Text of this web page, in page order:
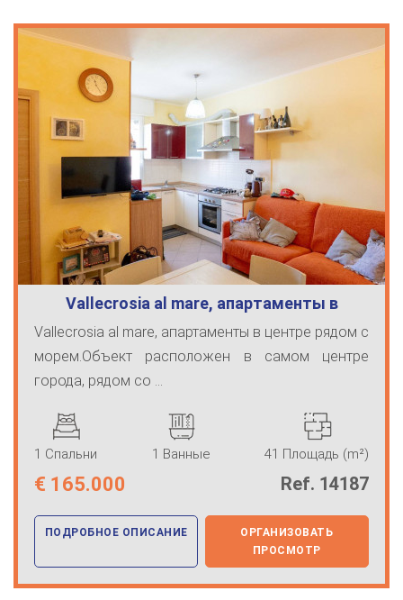
Vallecrosia al mare, апартаменты в
центр…
Vallecrosia al mare, апартаменты в центре рядом с
морем.Объект расположен в самом центре
города, рядом со ...
1 Спальни 1 Ванные 41 Площадь (m²)
€ 165.000 Ref. 14187
ПОДРОБНОЕ ОПИСАНИЕ
ОРГАНИЗОВАТЬ
ПРОСМОТР